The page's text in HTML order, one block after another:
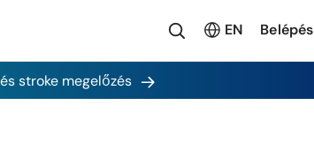
stroke megelőzés
EN Belépés